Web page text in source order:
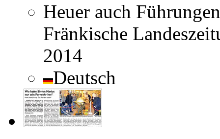
Heuer auch
Fränkische
2014
Deutsch